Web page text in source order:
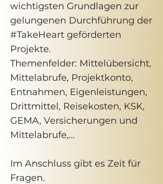
wichtigsten Grundlagen zur
gelungenen Durchführung der
#TakeHeart geförderten
Projekte.
Themenfelder: Mittelübersicht,
Mittelabrufe, Projektkonto,
Entnahmen, Eigenleistungen,
Drittmittel, Reisekosten, KSK,
GEMA, Versicherungen und
Mittelabrufe,…
Im Anschluss gibt es Zeit für
Fragen.